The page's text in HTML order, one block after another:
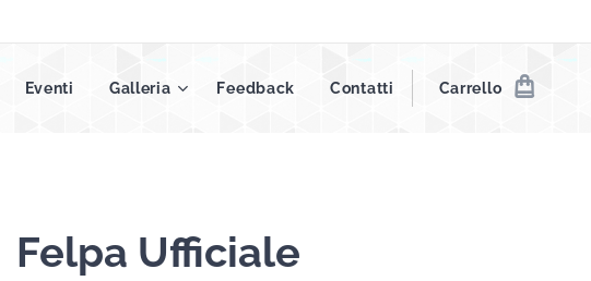
Eventi Galleria Feedback Contatti Carrello
Felpa Ufficiale